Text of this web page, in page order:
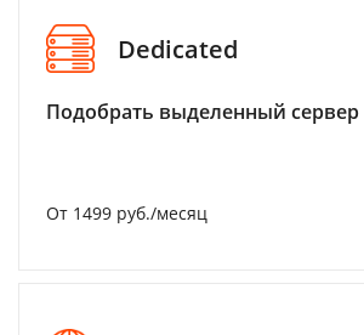
Dedicated
Подобрать выделенный сервер
От 1499 руб./месяц